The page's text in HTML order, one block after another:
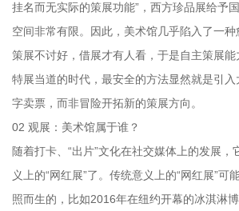
挂名而无实际的策展功能”，西方珍品展给予
空间非常有限。因此，美术馆几乎陷入了一
策展不讨好，借展才有人看，于是自主策展
特展当道的时代，最安全的方法显然就是引
字卖票，而非冒险开拓新的策展方向。
02 观展：美术馆属于谁？
随着打卡、“出片”文化在社交媒体上的发展
义上的“网红展”了。传统意义上的“网红展”可
照而生的，比如2016年在纽约开幕的冰淇淋